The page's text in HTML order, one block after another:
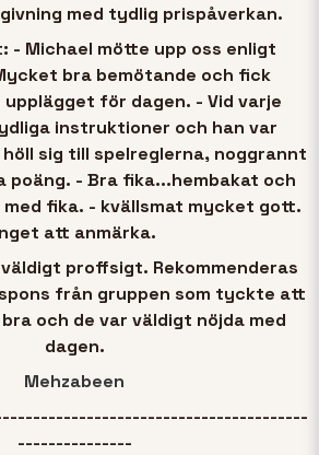
med tydlig prispåverkan.
- Michael mötte upp oss enligt
bra bemötande och fick
för dagen. - Vid varje
instruktioner och han var
sig till spelreglerna, noggrannt
poäng. - Bra fika...hembakat och
fika. - kvällsmat mycket gott.
att anmärka.
proffsigt. Rekommenderas
från gruppen som tyckte att
och de var väldigt nöjda med
dagen.
Mehzabeen
---------------